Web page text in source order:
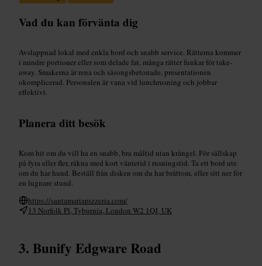
Vad du kan förvänta dig
Avslappnad lokal med enkla bord och snabb service. Rätterna kommer
i mindre portioner eller som delade fat, många rätter funkar för take-
away. Smakerna är rena och säsongsbetonade, presentationen
okomplicerad. Personalen är vana vid lunchrusning och jobbar
effektivt.
Planera ditt besök
Kom hit om du vill ha en snabb, bra måltid utan krångel. För sällskap
på fyra eller fler, räkna med kort väntetid i rusningstid. Ta ett bord ute
om du har hund. Beställ från disken om du har bråttom, eller sitt ner för
en lugnare stund.
https://santamariapizzeria.com/
13 Norfolk Pl, Tyburnia, London W2 1QJ, UK
Bunify Edgware Road